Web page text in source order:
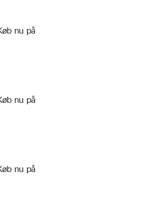
nu på
nu på
nu på